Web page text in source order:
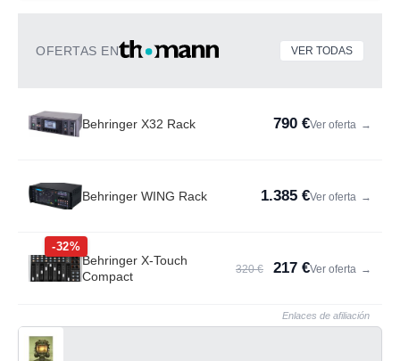
OFERTAS EN VER TODAS
Behringer X32 Rack 790 €Ver oferta →
Behringer WING Rack 1.385 €Ver oferta →
-32%
Behringer X-Touch
Compact
320 € 217 €Ver oferta →
Enlaces de afiliación